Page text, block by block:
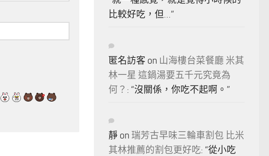
比較好吃，但…”
匿名訪客 on 山海樓台菜餐廳 米其
林一星 這鍋湯要五千元究竟為
何？ : “沒關係，你吃不起啊。 ”
靜 on 瑞芳古早味三輪車割包 比米
其林推薦的割包更好吃: “從小吃